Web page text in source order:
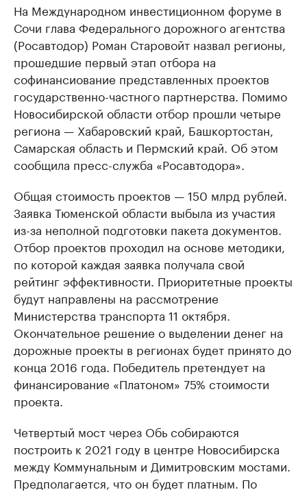
На Международном инвестиционном форуме в
Сочи глава Федерального дорожного агентства
(Росавтодор) Роман Старовойт назвал регионы,
прошедшие первый этап отбора на
софинансиование представленных проектов
государственно-частного партнерства. Помимо
Новосибирской области отбор прошли четыре
региона — Хабаровский край, Башкортостан,
Самарская область и Пермский край. Об этом
сообщила пресс-служба «Росавтодора».
Общая стоимость проектов — 150 млрд рублей.
Заявка Тюменской области выбыла из участия
из-за неполной подготовки пакета документов.
Отбор проектов проходил на основе методики,
по которой каждая заявка получала свой
рейтинг эффективности. Приоритетные проекты
будут направлены на рассмотрение
Министерства транспорта 11 октября.
Окончательное решение о выделении денег на
дорожные проекты в регионах будет принято до
конца 2016 года. Победитель претендует на
финансирование «Платоном» 75% стоимости
проекта.
Четвертый мост через Обь собираются
построить к 2021 году в центре Новосибирска
между Коммунальным и Димитровским мостами.
Предполагается, что он будет платным. По